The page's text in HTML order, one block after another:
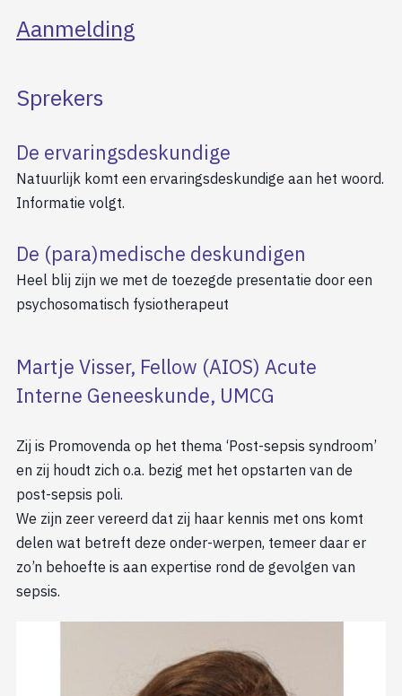
Aanmelding
Sprekers
De ervaringsdeskundige
Natuurlijk komt een ervaringsdeskundige aan het woord.
Informatie volgt.
De (para)medische deskundigen
Heel blij zijn we met de toezegde presentatie door een
psychosomatisch fysiotherapeut
Martje Visser, Fellow (AIOS) Acute
Interne Geneeskunde, UMCG
Zij is Promovenda op het thema ‘Post-sepsis syndroom’
en zij houdt zich o.a. bezig met het opstarten van de
post-sepsis poli.
We zijn zeer vereerd dat zij haar kennis met ons komt
delen wat betreft deze onder-werpen, temeer daar er
zo’n behoefte is aan expertise rond de gevolgen van
sepsis.